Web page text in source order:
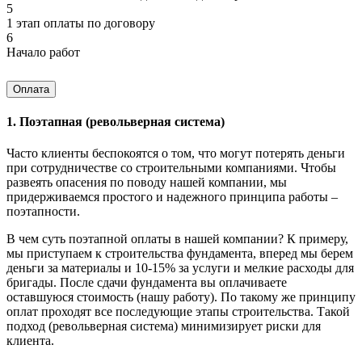
5
1 этап оплаты по договору
6
Начало работ
Оплата
1. Поэтапная (револьверная система)
Часто клиенты беспокоятся о том, что могут потерять деньги
при сотрудничестве со строительными компаниями. Чтобы
развеять опасения по поводу нашей компании, мы
придерживаемся простого и надежного принципа работы –
поэтапности.
В чем суть поэтапной оплаты в нашей компании? К примеру,
мы приступаем к строительства фундамента, вперед мы берем
деньги за материалы и 10-15% за услуги и мелкие расходы для
бригады. После сдачи фундамента вы оплачиваете
оставшуюся стоимость (нашу работу). По такому же принципу
оплат проходят все последующие этапы строительства. Такой
подход (револьверная система) минимизирует риски для
клиента.